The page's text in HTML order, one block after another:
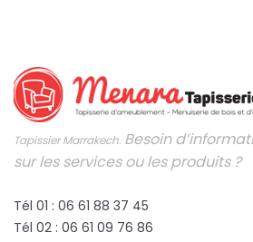
Tapissier Marrakech. Besoin
sur les services ou les produits ?
Tél 01 : 06 61 88 37 45
Tél 02 : 06 61 09 76 86